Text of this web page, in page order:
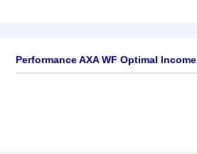
Performance AXA WF Optimal Income